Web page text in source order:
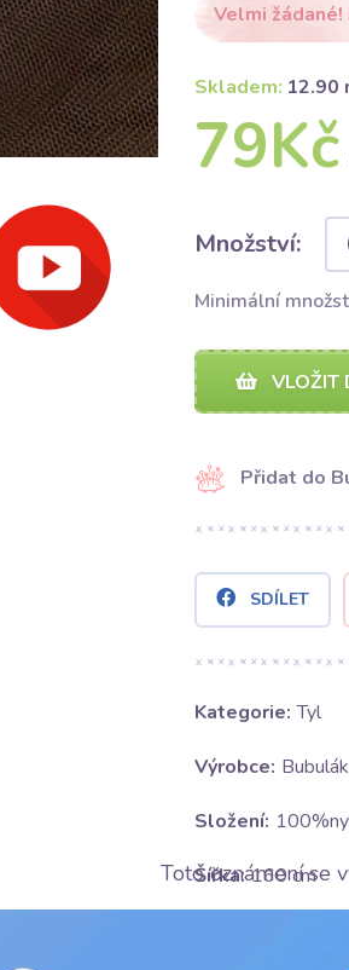
Velmi
Skladem: 12.90
79Kč
Množství:
Minimální
VLOŽIT
Přidat do
SDÍLET
Kategorie: Tyl
Výrobce:
Složení:
Šířka: 160 cm
Toto oznámení se